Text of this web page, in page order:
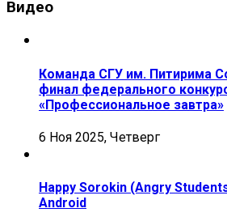
Видео
Команда СГУ им. Питирима
финал федерального
«Профессиональное завтра»
6 Ноя 2025, Четверг
Happy Sorokin (Angry
Android